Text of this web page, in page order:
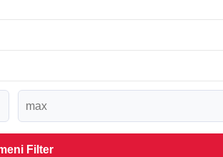
Filter